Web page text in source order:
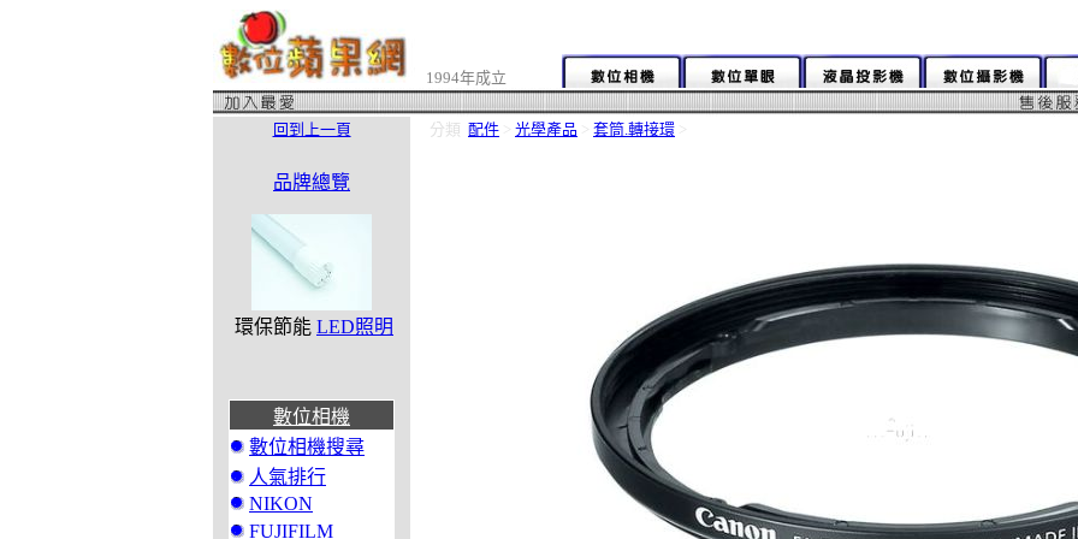
1994年成立
回到上一頁 分類 配件 光學產品 套筒.轉接環
品牌總覽
環保節能 LED照明
數位相機
數位相機搜尋
人氣排行
NIKON
FUJIFILM